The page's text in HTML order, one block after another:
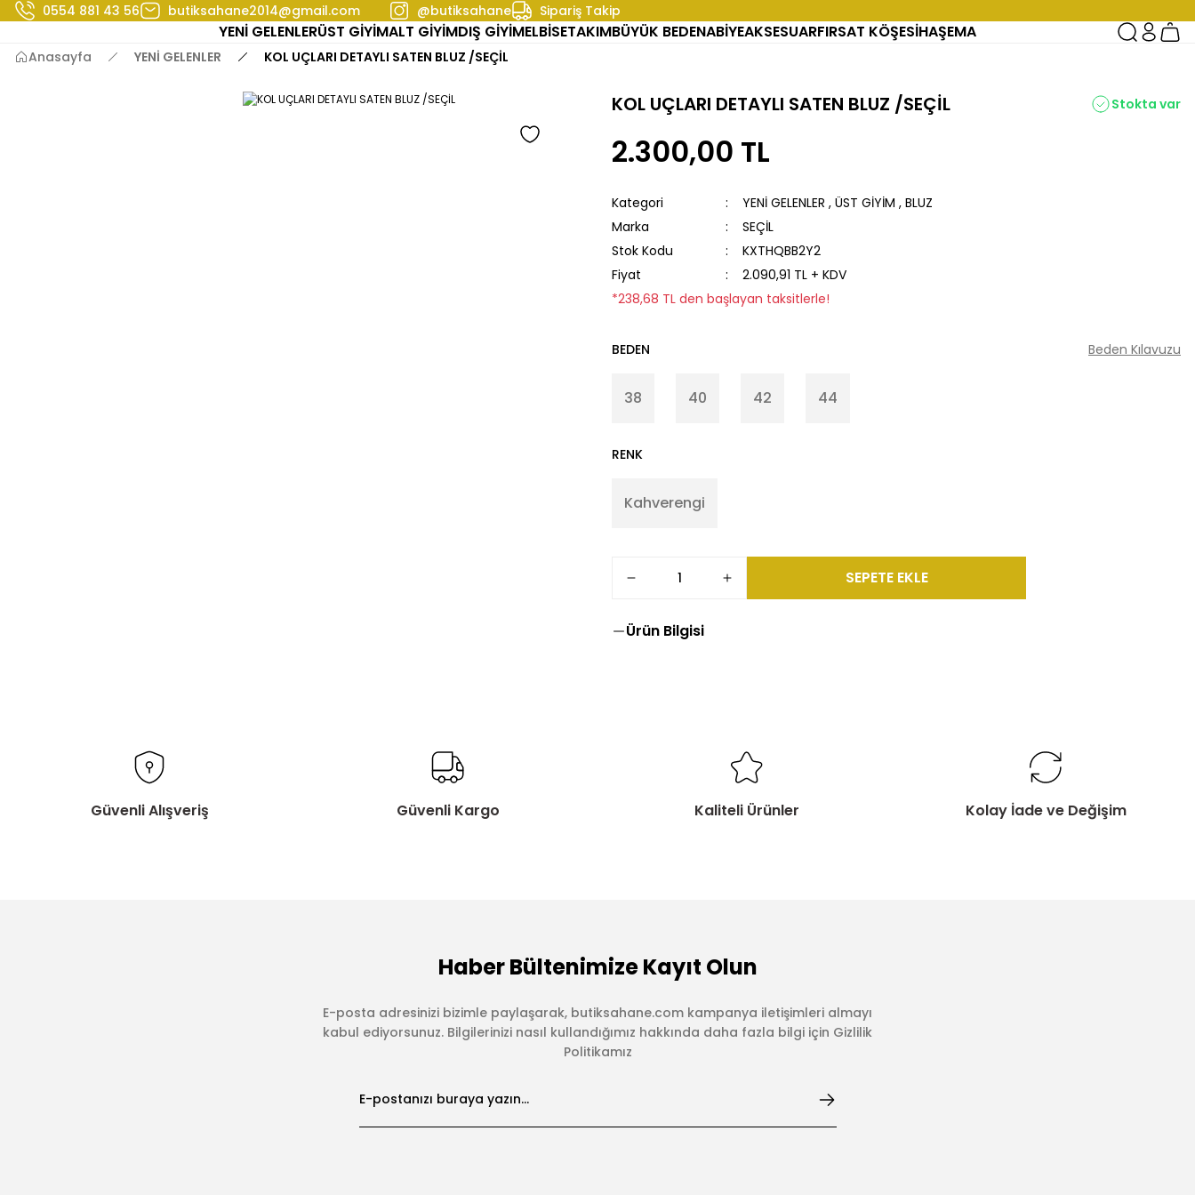
0554 881 43 56 butiksahane2014@gmail.com @butiksahane Sipariş Takip
YENİ GELENLERÜST GİYİMALT GİYİMDIŞ GİYİMELBİSETAKIMBÜYÜK BEDENABİYEAKSESUARFIRSAT KÖŞESİHAŞEMA
Anasayfa YENİ GELENLER KOL UÇLARI DETAYLI SATEN BLUZ /SEÇİL
KOL UÇLARI DETAYLI SATEN BLUZ /SEÇİL Stokta var
2.300,00 TL
Kategori YENİ GELENLER , ÜST GİYİM , BLUZ
Marka
SEÇİL
Stok Kodu
KXTHQBB2Y2
Fiyat
2.090,91 TL + KDV
*238,68 TL den başlayan taksitlerle!
BEDEN
38 40 42 44
RENK
Kahverengi
Beden Kılavuzu
SEPETE EKLE
Ürün Bilgisi
Güvenli Alışveriş Güvenli Kargo Kaliteli Ürünler Kolay İade ve Değişim
Haber Bültenimize Kayıt Olun
E-posta adresinizi bizimle paylaşarak, butiksahane.com kampanya iletişimleri almayı
kabul ediyorsunuz. Bilgilerinizi nasıl kullandığımız hakkında daha fazla bilgi için Gizlilik
Politikamız